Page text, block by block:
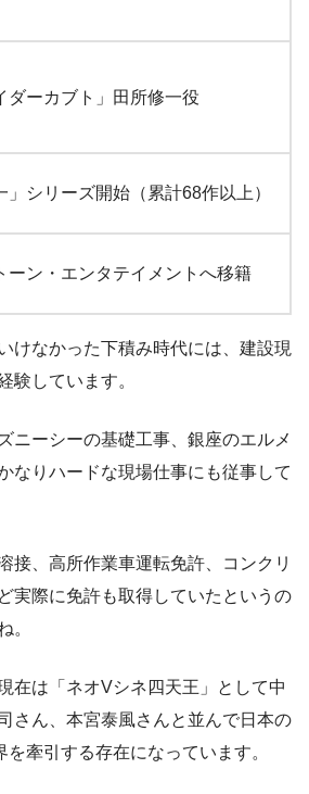
ダーカブト」田所修一役
」シリーズ開始（累計68作以上）
ーン・エンタテイメントへ移籍
けなかった下積み時代には、建設現
験しています。
ニーシーの基礎工事、銀座のエルメ
なりハードな現場仕事にも従事して
接、高所作業車運転免許、コンクリ
実際に免許も取得していたというの
。
在は「ネオVシネ四天王」として中
さん、本宮泰風さんと並んで日本の
牽引する存在になっています。